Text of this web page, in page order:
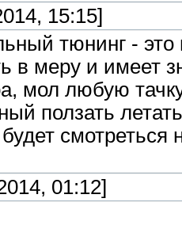
15:15]
тюнинг -
в меру и имеет
мол любую
ползать
01:12]